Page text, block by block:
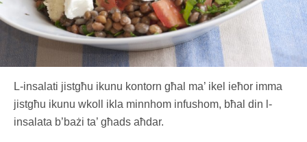
L-insalati jistgħu ikunu kontorn għal ma’ ikel ieħor imma
jistgħu ikunu wkoll ikla minnhom infushom, bħal din l-
insalata b’bażi ta’ għads aħdar.